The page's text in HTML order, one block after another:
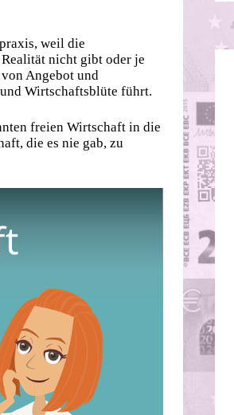
weil die
nicht gibt oder je
Angebot und
Wirtschaftsblüte führt.
freien Wirtschaft in die
die es nie gab, zu